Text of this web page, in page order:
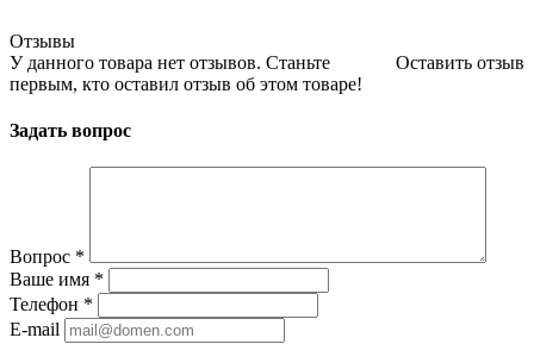
Отзывы
Оставить отзыв
У данного товара нет отзывов. Станьте
первым, кто оставил отзыв об этом товаре!
Задать вопрос
Вопрос *
Ваше имя *
Телефон *
E-mail